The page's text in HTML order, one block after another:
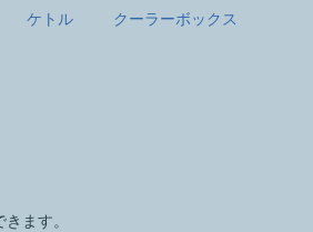
ケトル
クーラーボックス
ます。